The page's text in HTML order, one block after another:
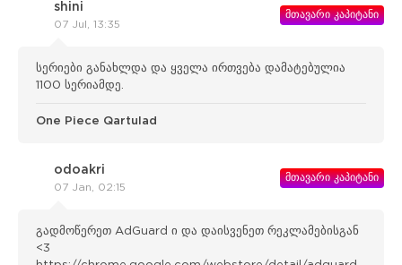
shini
07 Jul, 13:35
მთავარი კაპიტანი
სერიები განახლდა და ყველა ირთვება დამატებულია
1100 სერიამდე.
One Piece Qartulad
odoakri
07 Jan, 02:15
მთავარი კაპიტანი
გადმოწერეთ AdGuard ი და დაისვენეთ რეკლამებისგან
<3